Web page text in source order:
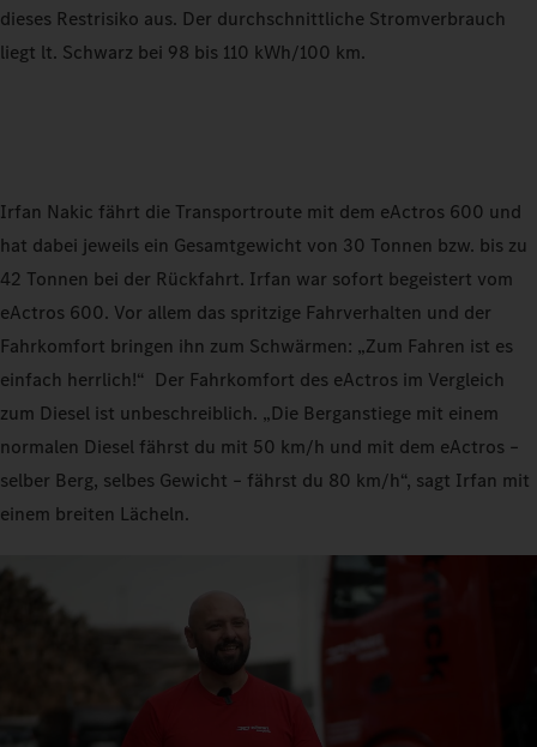
dieses Restrisiko aus. Der durchschnittliche Stromverbrauch
liegt lt. Schwarz bei 98 bis 110 kWh/100 km.
Irfan Nakic fährt die Transportroute mit dem eActros 600 und
hat dabei jeweils ein Gesamtgewicht von 30 Tonnen bzw. bis zu
42 Tonnen bei der Rückfahrt. Irfan war sofort begeistert vom
eActros 600. Vor allem das spritzige Fahrverhalten und der
Fahrkomfort bringen ihn zum Schwärmen: „Zum Fahren ist es
einfach herrlich!“ Der Fahrkomfort des eActros im Vergleich
zum Diesel ist unbeschreiblich. „Die Berganstiege mit einem
normalen Diesel fährst du mit 50 km/h und mit dem eActros –
selber Berg, selbes Gewicht – fährst du 80 km/h“, sagt Irfan mit
einem breiten Lächeln.